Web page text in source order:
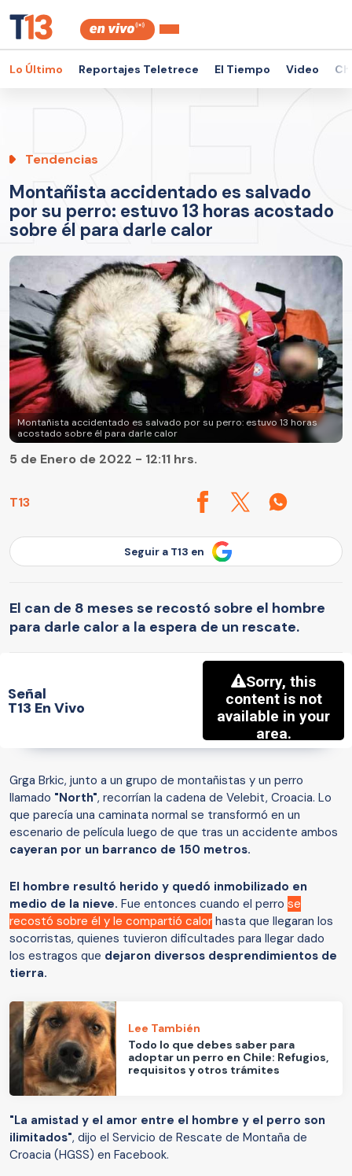
Lo Último Reportajes Teletrece El Tiempo Video
Tendencias
Montañista accidentado es salvado
por su perro: estuvo 13 horas acostado
sobre él para darle calor
Montañista accidentado es salvado por su perro: estuvo 13 horas
acostado sobre él para darle calor
T13
5 de Enero de 2022 - 12:11 hrs.
Seguir a T13 en
El can de 8 meses se recostó sobre el hombre
para darle calor a la espera de un rescate.
Señal
T13 En Vivo
Grga Brkic, junto a un grupo de montañistas y un perro
llamado "North", recorrían la cadena de Velebit, Croacia. Lo
que parecía una caminata normal se transformó en un
escenario de película luego de que tras un accidente ambos
cayeran por un barranco de 150 metros.
El hombre resultó herido y quedó inmobilizado en
medio de la nieve. Fue entonces cuando el perro se
recostó sobre él y le compartió calor hasta que llegaran los
socorristas, quienes tuvieron dificultades para llegar dado
los estragos que dejaron diversos desprendimientos de
tierra.
Lee También
Todo lo que debes saber para
adoptar un perro en Chile: Refugios,
requisitos y otros trámites
"La amistad y el amor entre el hombre y el perro son
ilimitados", dijo el Servicio de Rescate de Montaña de
Croacia (HGSS) en Facebook.